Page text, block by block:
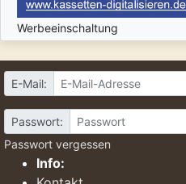
Werbeeinschaltung
E-Mail:
Passwort:
Passwort vergessen
Info: